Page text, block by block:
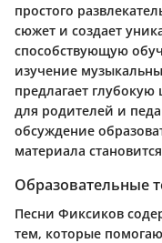
простого
сюжет и создает
способствующую
изучение
предлагает
для родителей и
обсуждение
материала
Образовательные
Песни Фиксиков
тем, которые